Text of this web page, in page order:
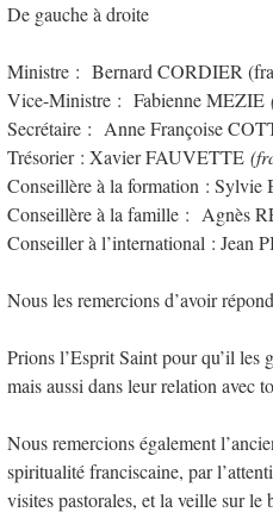
De gauche à droite
Ministre : Bernard CORDIER
Vice-Ministre : Fabienne MEZIE
Secrétaire : Anne Françoise
Trésorier : Xavier FAUVETTE
Conseillère à la formation :
Conseillère à la famille : Agnès
Conseiller à l’international : Jean
Nous les remercions d’avoir
Prions l’Esprit Saint pour qu’il les
mais aussi dans leur relation avec
Nous remercions également
spiritualité franciscaine, par
visites pastorales, et la veille sur